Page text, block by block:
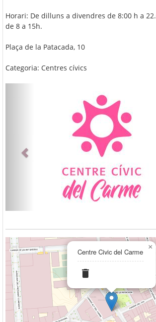
Horari: De dilluns a divendres de 8:00 h a
de 8 a 15h.
Plaça de la Patacada, 10
Categoria: Centres cívics
Anterior